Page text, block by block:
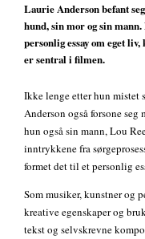
Laurie Anderson befant
hund, sin mor og sin
personlig essay om eget
er sentral i filmen.
Ikke lenge etter hun
Anderson også forsone seg
hun også sin mann, Lou
inntrykkene fra
formet det til et personlig
Som musiker, kunstner og
kreative egenskaper og
tekst og selvskrevne